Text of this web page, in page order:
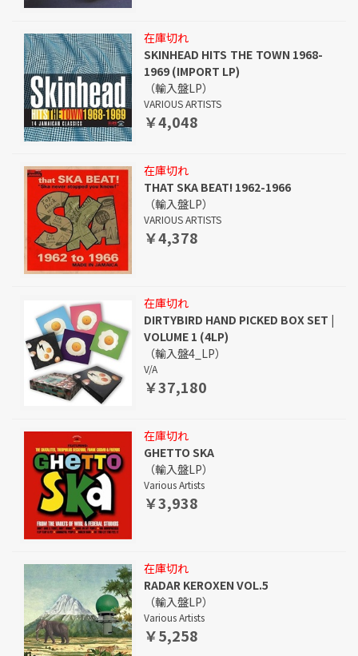
在庫切れ
SKINHEAD HITS THE TOWN 1968-
1969 (IMPORT LP)
（輸入盤LP）
VARIOUS ARTISTS
￥4,048
在庫切れ
THAT SKA BEAT! 1962-1966
（輸入盤LP）
VARIOUS ARTISTS
￥4,378
在庫切れ
DIRTYBIRD HAND PICKED BOX SET |
VOLUME 1 (4LP)
（輸入盤4_LP）
V/A
￥37,180
在庫切れ
GHETTO SKA
（輸入盤LP）
Various Artists
￥3,938
在庫切れ
RADAR KEROXEN VOL.5
（輸入盤LP）
Various Artists
￥5,258